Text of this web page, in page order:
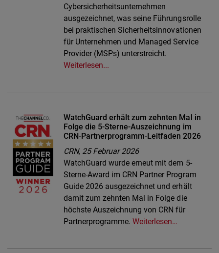
Cybersicherheitsunternehmen
ausgezeichnet, was seine Führungsrolle
bei praktischen Sicherheitsinnovationen
für Unternehmen und Managed Service
Provider (MSPs) unterstreicht.
Weiterlesen...
WatchGuard erhält zum zehnten Mal in
Folge die 5-Sterne-Auszeichnung im
CRN-Partnerprogramm-Leitfaden 2026
CRN, 25 Februar 2026
WatchGuard wurde erneut mit dem 5-
Sterne-Award im CRN Partner Program
Guide 2026 ausgezeichnet und erhält
damit zum zehnten Mal in Folge die
höchste Auszeichnung von CRN für
Partnerprogramme.Weiterlesen…